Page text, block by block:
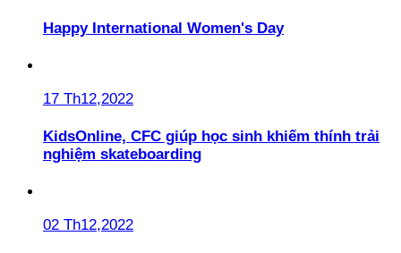
Happy International Women's Day
17 Th12,2022
KidsOnline, CFC giúp học sinh khiếm thính trải
nghiệm skateboarding
02 Th12,2022